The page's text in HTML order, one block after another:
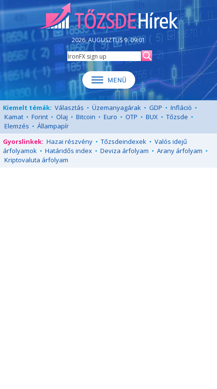
2026. AUGUSZTUS 9. 09:01
Kiemelt témák: Választás • Üzemanyagárak • GDP • Infláció •
Kamat • Forint • Olaj • Bitcoin • Euro • OTP • BUX • Tőzsde •
Elemzés • Állampapír
Gyorslinkek: Hazai részvény • Tőzsdeindexek • Valós idejű
árfolyamok • Határidős index • Deviza árfolyam • Arany árfolyam •
Kriptovaluta árfolyam